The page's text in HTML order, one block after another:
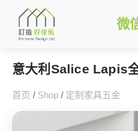
微
意大利Salice Lapis
首页 / Shop / 定制家具五金